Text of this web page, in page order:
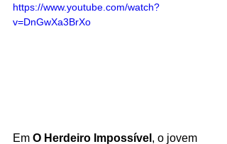
https://www.youtube.com/watch?
v=DnGwXa3BrXo
Em O Herdeiro Impossível , o jovem